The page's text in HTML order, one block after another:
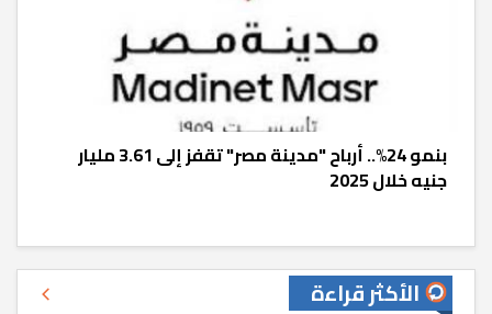
بنمو 24%.. أرباح "مدينة مصر" تقفز إلى 3.61 مليار
جنيه خلال 2025
الأكثر قراءة